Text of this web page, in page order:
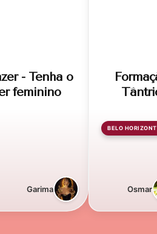
- Tenha o
feminino
Garima
BELO
Osmar